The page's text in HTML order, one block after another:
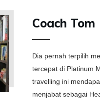
Coach Tom
Dia pernah terpilih
tercepat di Platinum
travelling ini
menjabat sebagai